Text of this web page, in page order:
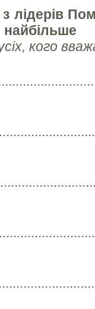
з лідерів
кого